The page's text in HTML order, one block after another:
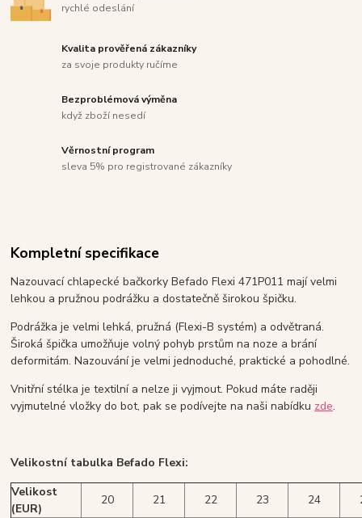
rychlé odeslání
Kvalita prověřená zákazníky
za svoje produkty ručíme
Bezproblémová výměna
když zboží nesedí
Věrnostní program
sleva 5% pro registrované zákazníky
Kompletní specifikace
Nazouvací chlapecké bačkorky Befado Flexi 471P011 mají velmi
lehkou a pružnou podrážku a dostatečně širokou špičku.
Podrážka je velmi lehká, pružná (Flexi-B systém) a odvětraná.
Široká špička umožňuje volný pohyb prstům na noze a brání
deformitám. Nazouvání je velmi jednoduché, praktické a pohodlné.
Vnitřní stélka je textilní a nelze ji vyjmout. Pokud máte raději
vyjmutelné vložky do bot, pak se podívejte na naši nabídku zde.
Velikostní tabulka Befado Flexi:
Velikost
(EUR)
20 21 22 23 24